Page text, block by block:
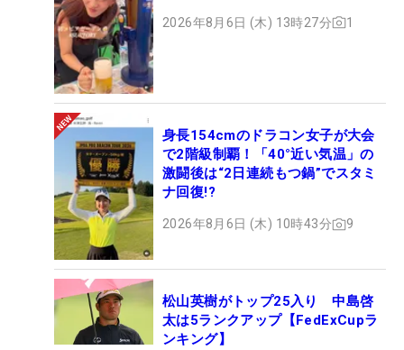
2026年8月6日 (木) 13時27分 1
身長154cmのドラコン女子が大会
で2階級制覇！「40°近い気温」の
激闘後は“2日連続もつ鍋”でスタミ
ナ回復!?
2026年8月6日 (木) 10時43分 9
松山英樹がトップ25入り 中島啓
太は5ランクアップ【FedExCupラ
ンキング】